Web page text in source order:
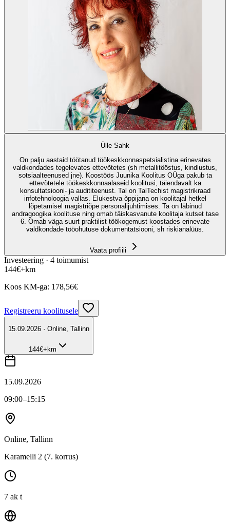
Ülle Sahk
On palju aastaid töötanud töökeskkonnaspetsialistina erinevates
valdkondades tegelevates ettevõtetes (sh metallitööstus, kindlustus,
sotsiaalteenused jne). Koostöös Juunika Koolitus OÜga pakub ta
ettevõtetele töökeskkonnaalaseid koolitusi, täiendavalt ka
konsultatsiooni- ja audititeenust. Tal on TalTechist magistrikraad
infotehnoloogia vallas. Elukestva õppijana on koolitajal hetkel
lõpetamisel magistriõpe personalijuhtimises. Ta on läbinud
andragoogika koolituse ning omab täiskasvanute koolitaja kutset tase
6. Omab väga suurt praktilist töökogemust koostades erinevate
valdkondade tööohutuse dokumentatsiooni, sh riskianalüüs.
Vaata profiili
Investeering · 4 toimumist
144€+km
Koos KM-ga: 178,56€
Registreeru koolitusele
15.09.2026 · Online, Tallinn
144€+km
15.09.2026
09:00–15:15
Online, Tallinn
Karamelli 2 (7. korrus)
7 ak t